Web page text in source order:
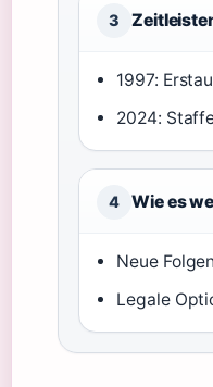
3
1997:
2024:
4 Wie es
Neue
Legale